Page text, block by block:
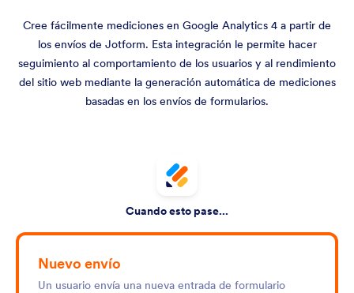
Cree fácilmente mediciones en Google Analytics 4 a partir de
los envíos de Jotform. Esta integración le permite hacer
seguimiento al comportamiento de los usuarios y al rendimiento
del sitio web mediante la generación automática de mediciones
basadas en los envíos de formularios.
Cuando esto pase...
Nuevo envío
Un usuario envía una nueva entrada de formulario